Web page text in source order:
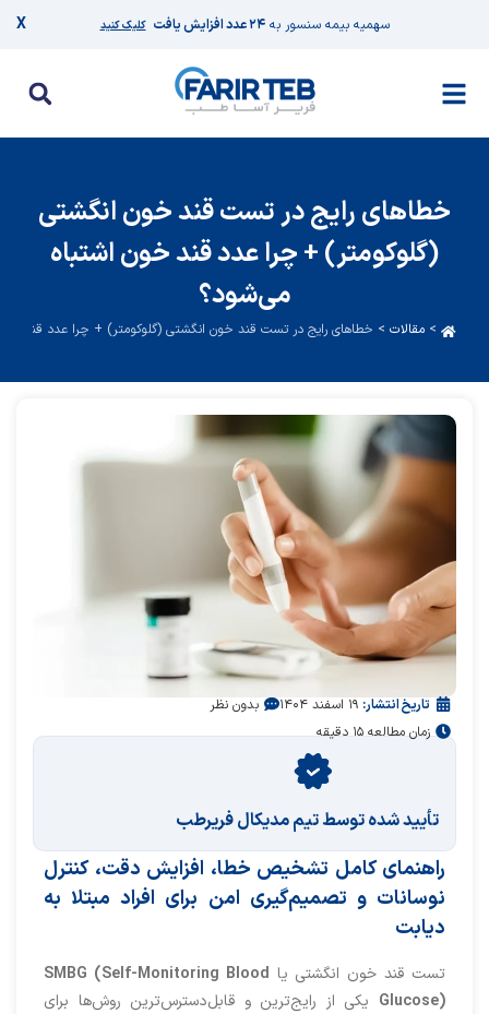
سهمیه بیمه سنسور به۲۴ عدد افزایش یافت کلیک کنید X
خطاهای رایج در تست قند خون انگشتی
(گلوکومتر) + چرا عدد قند خون اشتباه
می‌شود؟
> مقالات > خطاهای رایج در تست قند خون انگشتی (گلوکومتر) + چرا عدد قند
تاریخ انتشار: ۱۹ اسفند ۱۴۰۴
بدون نظر
زمان مطالعه ۱۵ دقیقه
تأیید‌‌‌‌‌‌‌ شده توسط تیم مدیکال فریرطب
راهنمای کامل تشخیص خطا، افزایش دقت، کنترل
نوسانات و تصمیم‌گیری امن برای افراد مبتلا به
دیابت
تست قند خون انگشتی یا SMBG (Self-Monitoring Blood
Glucose) یکی از رایج‌ترین و قابل‌دسترس‌ترین روش‌ها برای